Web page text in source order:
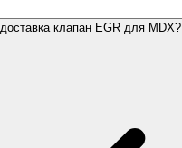
клапан EGR для MDX?